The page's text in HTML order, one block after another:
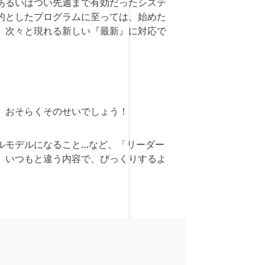
したプログラムに至っては、始めた
々と現れる新しい『最新』に対応で
そらくそのせいでしょう！
デルになること…など、「リーダー
つもと違う内容で、びっくりするよ